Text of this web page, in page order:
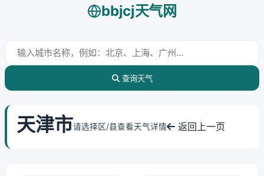
bbjcj天气网
查询天气
天津市请选择区/县查看天气详情 返回上一页